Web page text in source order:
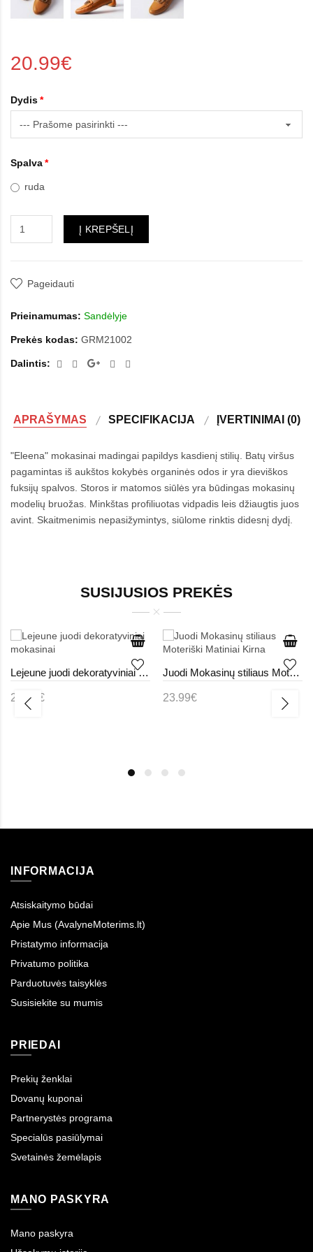
20.99€
Dydis
Spalva
ruda
Į KREPŠELĮ
Pageidauti
Prieinamumas: Sandėlyje
Prekės kodas: GRM21002
Dalintis:
APRAŠYMAS SPECIFIKACIJA ĮVERTINIMAI (0)
"Eleena" mokasinai madingai papildys kasdienį stilių. Batų viršus
pagamintas iš aukštos kokybės organinės odos ir yra dieviškos
fuksijų spalvos. Storos ir matomos siūlės yra būdingas mokasinų
modelių bruožas. Minkštas profiliuotas vidpadis leis džiaugtis juos
avint. Skaitmenimis nepasižymintys, siūlome rinktis didesnį dydį.
SUSIJUSIOS PREKĖS
Lejeune juodi dekoratyviniai mokasinai
23.99€
Juodi Mokasinų stiliaus Moteriški Matiniai Kirna
23.99€
INFORMACIJA
Atsiskaitymo būdai
Apie Mus (AvalyneMoterims.lt)
Pristatymo informacija
Privatumo politika
Parduotuvės taisyklės
Susisiekite su mumis
PRIEDAI
Prekių ženklai
Dovanų kuponai
Partnerystės programa
Specialūs pasiūlymai
Svetainės žemėlapis
MANO PASKYRA
Mano paskyra